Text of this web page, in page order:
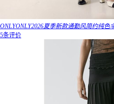
ONLYONLY2026夏季新款通勤风简约纯色
5条评价